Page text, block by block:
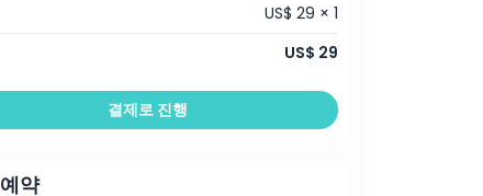
US$ 29 × 1
US$ 29
결제로 진행
약